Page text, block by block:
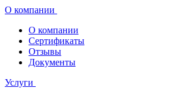
О компании
О компании
Сертификаты
Отзывы
Документы
Услуги